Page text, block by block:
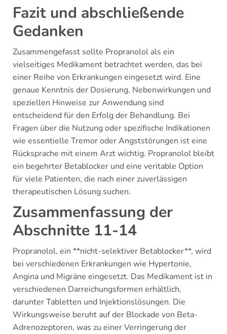
Fazit und abschließende
Gedanken
Zusammengefasst sollte Propranolol als ein
vielseitiges Medikament betrachtet werden, das bei
einer Reihe von Erkrankungen eingesetzt wird. Eine
genaue Kenntnis der Dosierung, Nebenwirkungen und
speziellen Hinweise zur Anwendung sind
entscheidend für den Erfolg der Behandlung. Bei
Fragen über die Nutzung oder spezifische Indikationen
wie essentielle Tremor oder Angststörungen ist eine
Rücksprache mit einem Arzt wichtig. Propranolol bleibt
ein begehrter Betablocker und eine veritable Option
für viele Patienten, die nach einer zuverlässigen
therapeutischen Lösung suchen.
Zusammenfassung der
Abschnitte 11-14
Propranolol, ein **nicht-selektiver Betablocker**, wird
bei verschiedenen Erkrankungen wie Hypertonie,
Angina und Migräne eingesetzt. Das Medikament ist in
verschiedenen Darreichungsformen erhältlich,
darunter Tabletten und Injektionslösungen. Die
Wirkungsweise beruht auf der Blockade von Beta-
Adrenozeptoren, was zu einer Verringerung der